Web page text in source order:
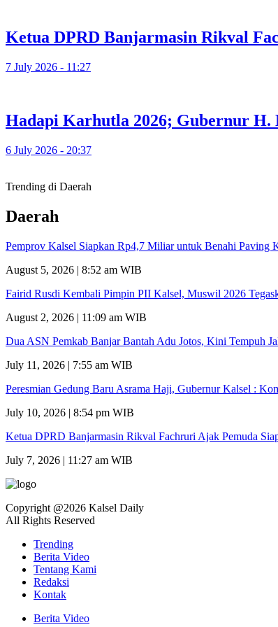
Ketua DPRD Banjarmasin Rikval
7 July 2026 - 11:27
Hadapi Karhutla 2026; Gubernur H.
6 July 2026 - 20:37
Trending di Daerah
Daerah
Pemprov Kalsel Siapkan Rp4,7 Miliar untuk Benahi Paving
August 5, 2026 | 8:52 am WIB
Fairid Rusdi Kembali Pimpin PII Kalsel, Muswil 2026
August 2, 2026 | 11:09 am WIB
Dua ASN Pemkab Banjar Bantah Adu Jotos, Kini Tempuh
July 11, 2026 | 7:55 am WIB
Peresmian Gedung Baru Asrama Haji, Gubernur Kalsel :
July 10, 2026 | 8:54 pm WIB
Ketua DPRD Banjarmasin Rikval Fachruri Ajak Pemuda
July 7, 2026 | 11:27 am WIB
Copyright @2026 Kalsel Daily
All Rights Reserved
Trending
Berita Video
Tentang Kami
Redaksi
Kontak
Berita Video